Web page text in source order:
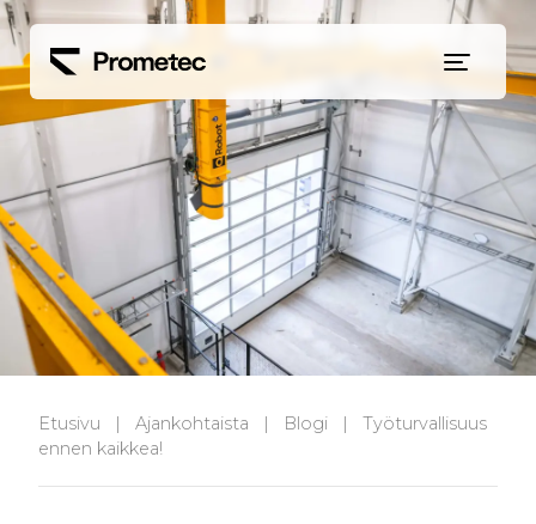
Etusivu | Ajankohtaista | Blogi |
Työturvallisuus
ennen kaikkea!